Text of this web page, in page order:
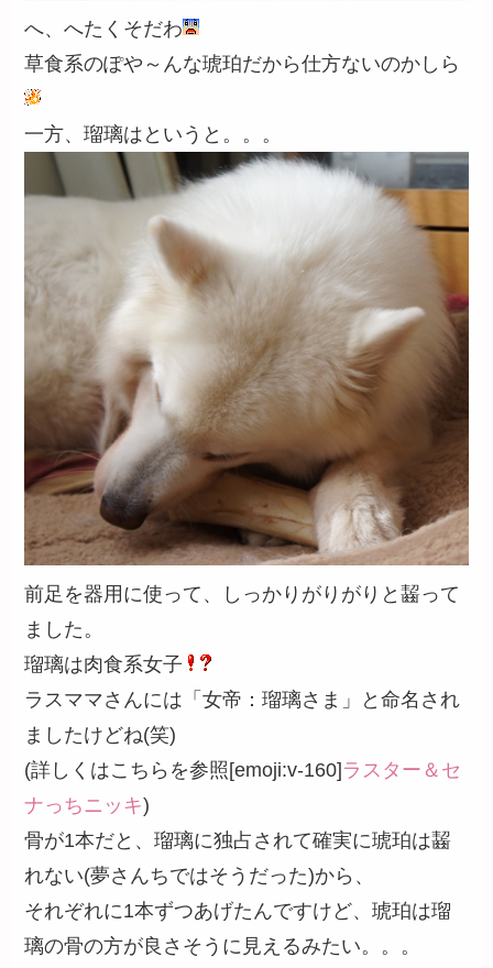
へ、へたくそだわ
草食系のぽや～んな琥珀だから仕方ないのかしら
一方、瑠璃はというと。。。
前足を器用に使って、しっかりがりがりと齧って
ました。
瑠璃は肉食系女子
ラスママさんには「女帝：瑠璃さま」と命名され
ましたけどね(笑)
(詳しくはこちらを参照[emoji:v-160]ラスター＆セ
ナっちニッキ)
骨が1本だと、瑠璃に独占されて確実に琥珀は齧
れない(夢さんちではそうだった)から、
それぞれに1本ずつあげたんですけど、琥珀は瑠
璃の骨の方が良さそうに見えるみたい。。。